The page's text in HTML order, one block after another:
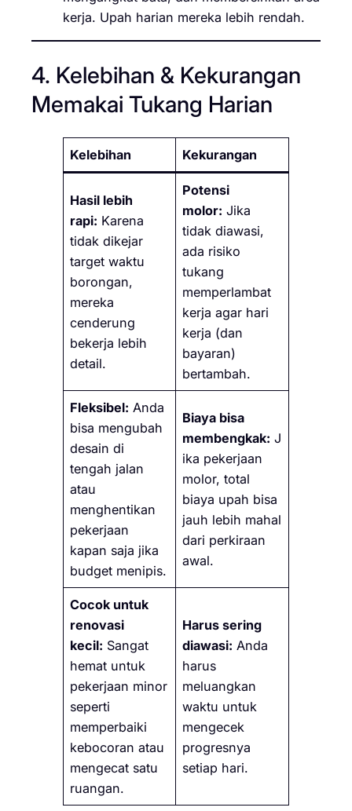
kerja. Upah harian mereka lebih rendah.
4. Kelebihan & Kekurangan
Memakai Tukang Harian
Kelebihan Kekurangan
Hasil lebih
rapi: Karena
tidak dikejar
target waktu
borongan,
mereka
cenderung
bekerja lebih
detail.
Potensi
molor: Jika
tidak diawasi,
ada risiko
tukang
memperlambat
kerja agar hari
kerja (dan
bayaran)
bertambah.
Fleksibel: Anda
bisa mengubah
desain di
tengah jalan
atau
menghentikan
pekerjaan
kapan saja jika
budget menipis.
Biaya bisa
membengkak: J
ika pekerjaan
molor, total
biaya upah bisa
jauh lebih mahal
dari perkiraan
awal.
Cocok untuk
renovasi
kecil: Sangat
hemat untuk
pekerjaan minor
seperti
memperbaiki
kebocoran atau
mengecat satu
ruangan.
Harus sering
diawasi: Anda
harus
meluangkan
waktu untuk
mengecek
progresnya
setiap hari.